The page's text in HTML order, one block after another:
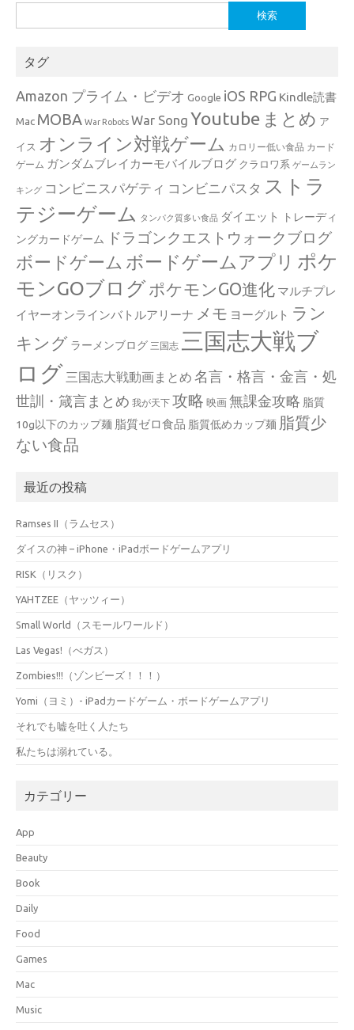
索:
タグ
Amazon プライム・ビデオ Google iOS RPG Kindle読書
Mac MOBA War Robots War Song Youtube まとめ ア
イス オンライン対戦ゲーム カロリー低い食品 カード
ゲーム ガンダムブレイカーモバイルブログ クラロワ系 ゲームラン
キング コンビニスパゲティ コンビニパスタ ストラ
テジーゲーム
タンパク質多い食品 ダイエット
トレーディ
ングカードゲーム
ドラゴンクエストウォークブログ
ボードゲーム ボードゲームアプリ ポケ
モンGOブログ ポケモンGO進化 マルチプレ
イヤーオンラインバトルアリーナ メモ ヨーグルト ラン
キング ラーメンブログ 三国志 三国志大戦ブ
ログ 三国志大戦動画まとめ 名言・格言・金言・処
世訓・箴言まとめ 我が天下 攻略 映画 無課金攻略 脂質
10g以下のカップ麺 脂質ゼロ食品 脂質低めカップ麺 脂質少
ない食品
最近の投稿
Ramses II（ラムセス）
ダイスの神 – iPhone・iPadボードゲームアプリ
RISK（リスク）
YAHTZEE（ヤッツィー）
Small World（スモールワールド）
Las Vegas!（べガス）
Zombies!!!（ゾンビーズ！！！）
Yomi（ヨミ）- iPadカードゲーム・ボードゲームアプリ
それでも嘘を吐く人たち
私たちは溺れている。
カテゴリー
App
Beauty
Book
Daily
Food
Games
Mac
Music